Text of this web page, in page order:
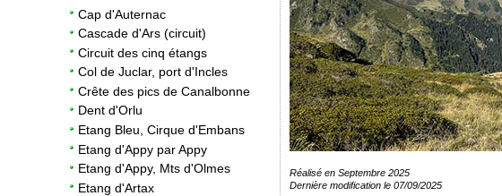
Cap d'Auternac
Cascade d'Ars (circuit)
Circuit des cinq étangs
Col de Juclar, port d'Incles
Crête des pics de Canalbonne
Dent d'Orlu
Etang Bleu, Cirque d'Embans
Etang d'Appy par Appy
Etang d'Appy, Mts d'Olmes
Etang d'Artax
Réalisé en Septembre 2025
Dernière modification le 07/09/2025